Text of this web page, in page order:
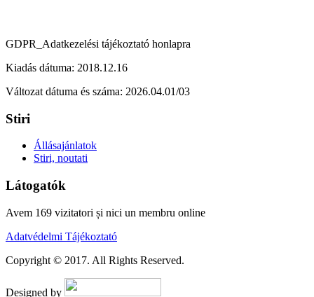
GDPR_Adatkezelési tájékoztató honlapra
Kiadás dátuma: 2018.12.16
Változat dátuma és száma: 2026.04.01/03
Stiri
Állásajánlatok
Stiri, noutati
Látogatók
Avem 169 vizitatori și nici un membru online
Adatvédelmi Tájékoztató
Copyright © 2017. All Rights Reserved.
Designed by